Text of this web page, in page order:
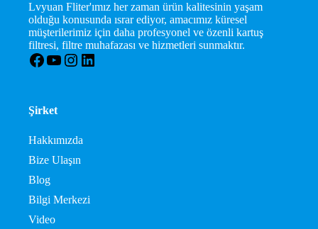
Lvyuan Fliter'ımız her zaman ürün kalitesinin yaşam
olduğu konusunda ısrar ediyor, amacımız küresel
müşterilerimiz için daha profesyonel ve özenli kartuş
filtresi, filtre muhafazası ve hizmetleri sunmaktır.
Facebook
YouTube
Instagram
LinkedIn
Şirket
Hakkımızda
Bize Ulaşın
Blog
Bilgi Merkezi
Video